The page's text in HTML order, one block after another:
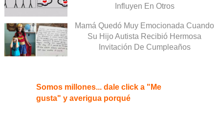
Influyen En Otros
Mamá Quedó Muy Emocionada Cuando
Su Hijo Autista Recibió Hermosa
Invitación De Cumpleaños
Somos millones... dale click a "Me
gusta" y averigua porqué